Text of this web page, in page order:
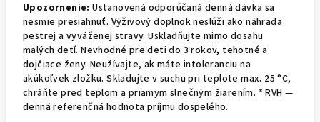
Upozornenie: Ustanovená odporúčaná denná dávka sa
nesmie presiahnuť. Výživový doplnok neslúži ako náhrada
pestrej a vyváženej stravy. Uskladňujte mimo dosahu
malých detí. Nevhodné pre deti do 3 rokov, tehotné a
dojčiace ženy. Neužívajte, ak máte intoleranciu na
akúkoľvek zložku. Skladujte v suchu pri teplote max. 25 °C,
chráňte pred teplom a priamym slnečným žiarením. * RVH —
denná referenčná hodnota príjmu dospelého.